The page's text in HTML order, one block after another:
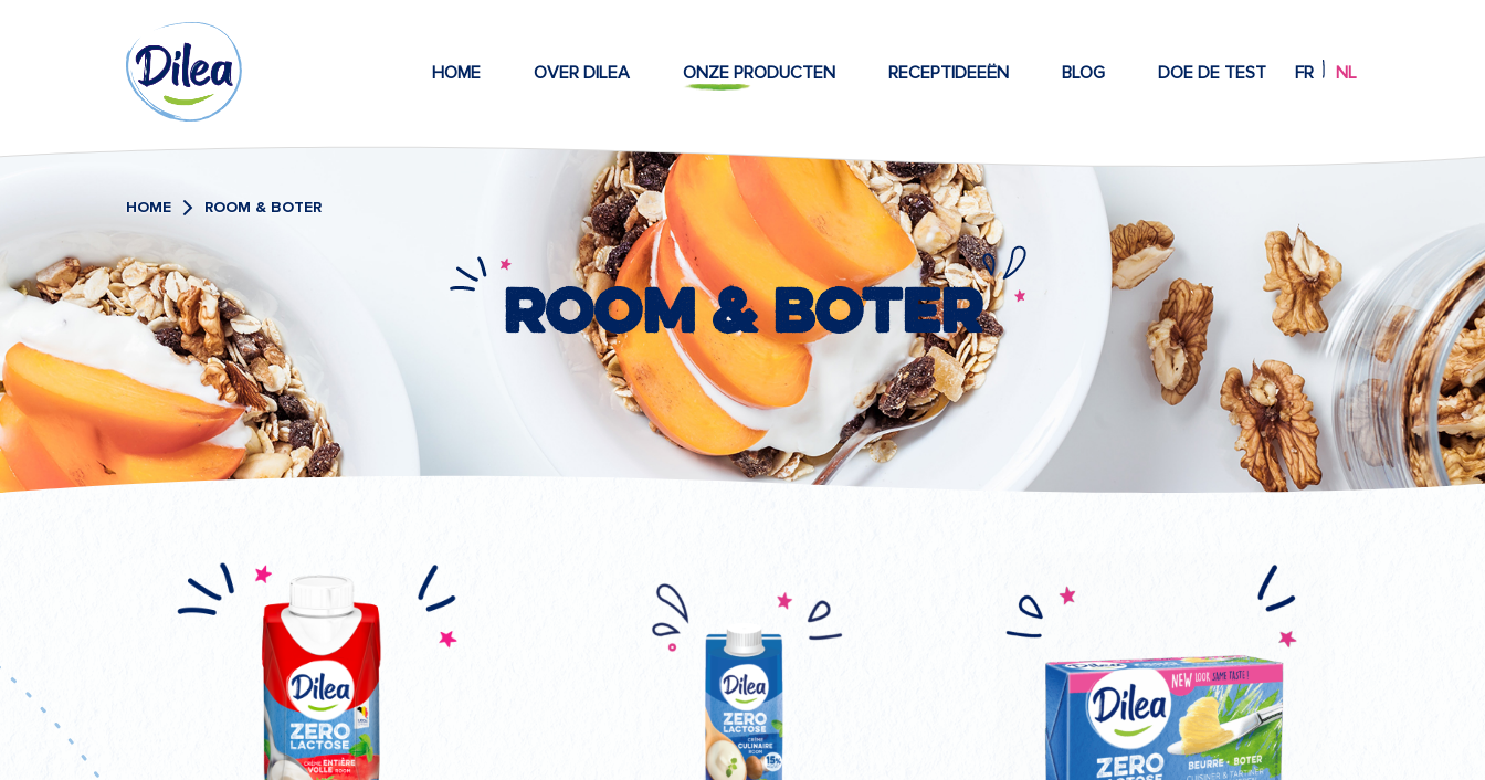
Dilea
Zero
Lactose
HOME OVER DILEA ONZE PRODUCTEN RECEPTIDEEËN BLOG DOE DE TEST FR NL
HOME ROOM & BOTER
Room & boter